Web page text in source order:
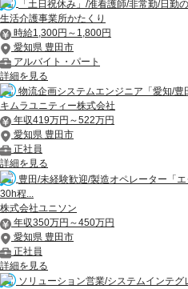
「土日祝休み」/准看護師/非常勤/日勤
生活介護事業所かたくり
時給1,300円～1,800円
愛知県 豊田市
アルバイト・パート
詳細を見る
物流企画システムエンジニア「愛知/
キムラユニティー株式会社
年収419万円～522万円
愛知県 豊田市
正社員
詳細を見る
豊田/未経験歓迎/製造オペレーター「
30h程...
株式会社ユニソン
年収350万円～450万円
愛知県 豊田市
正社員
詳細を見る
ソリューション営業/システムインテグ